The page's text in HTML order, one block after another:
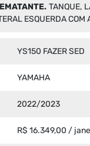
TANQUE,
ESQUERDA COM
YS150 FAZER SED
YAMAHA
2022/2023
R$ 16.349,00 /